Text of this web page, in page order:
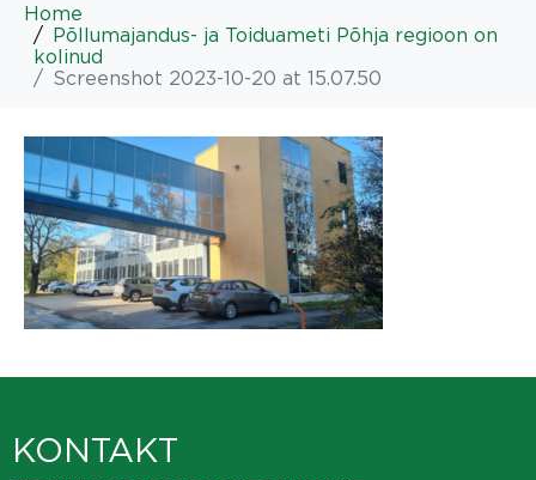
Home
Põllumajandus- ja Toiduameti Põhja regioon on
kolinud
Screenshot 2023-10-20 at 15.07.50
KONTAKT